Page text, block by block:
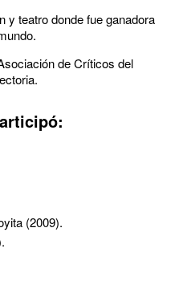
y teatro donde fue ganadora
de Críticos del
(2009).